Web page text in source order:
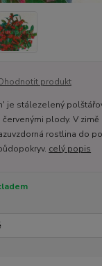
produkt
je stálezelený
plody. V
rostlina do
celý popis